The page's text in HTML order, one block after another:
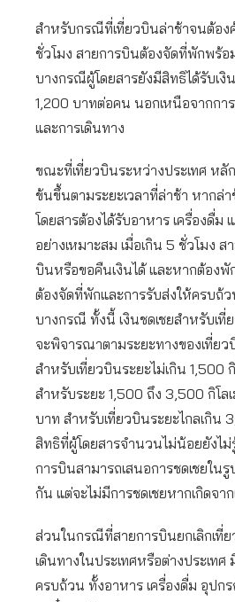
สำหรับกรณีที่เที่ยวบินล่าช้าจนต้อง
ชั่วโมง สายการบินต้องจัดที่พักพร้อ
บางกรณีผู้โดยสารยังมีสิทธิได้รับเงิ
1,200 บาทต่อคน นอกเหนือจากกา
และการเดินทาง
ขณะที่เที่ยวบินระหว่างประเทศ หลั
ข้นขึ้นตามระยะเวลาที่ล่าช้า หากล่า
โดยสารต้องได้รับอาหาร เครื่องดื่
อย่างเหมาะสม เมื่อเกิน 5 ชั่วโมง ส
บินหรือขอคืนเงินได้ และหากต้องพั
ต้องจัดที่พักและการรับส่งให้ครบถ้ว
บางกรณี ทั้งนี้ เงินชดเชยสำหรับเที่
จะพิจารณาตามระยะทางของเที่ย
สำหรับเที่ยวบินระยะไม่เกิน 1,500
สำหรับระยะ 1,500 ถึง 3,500 กิโล
บาท สำหรับเที่ยวบินระยะไกลเกิน
สิทธิที่ผู้โดยสารจำนวนไม่น้อยยังไม่
การบินสามารถเสนอการชดเชยใน
กัน แต่จะไม่มีการชดเชยหากเกิดจา
ส่วนในกรณีที่สายการบินยกเลิกเที่ย
เดินทางในประเทศหรือต่างประเทศ
ครบถ้วน ทั้งอาหาร เครื่องดื่ม อุปก